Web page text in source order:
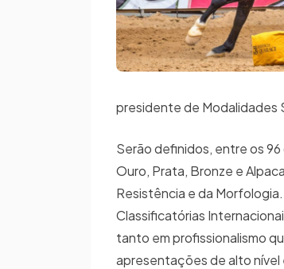
presidente de Modalidades
Serão definidos, entre os
Ouro, Prata, Bronze e
Resistência e da
Classificatórias
tanto em profissionalismo
apresentações de alto nível